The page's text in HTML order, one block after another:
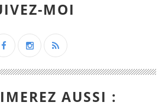
MOI
AUSSI :